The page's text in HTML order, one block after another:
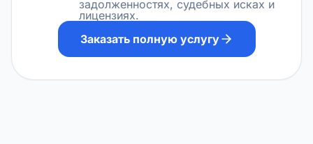
задолженностях, судебных исках и
лицензиях.
Заказать полную услугу